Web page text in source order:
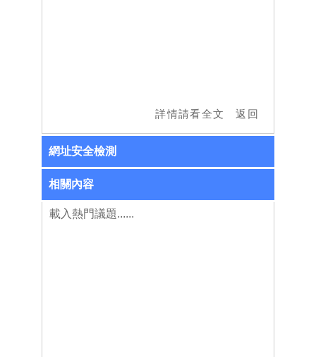
網址安全檢測
相關內容
載入熱門議題......